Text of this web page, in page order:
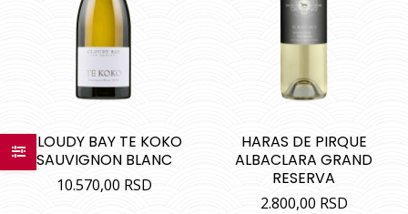
CLOUDY BAY TE KOKO
SAUVIGNON BLANC
10.570,00 RSD
HARAS DE PIRQUE
ALBACLARA GRAND
RESERVA
2.800,00 RSD